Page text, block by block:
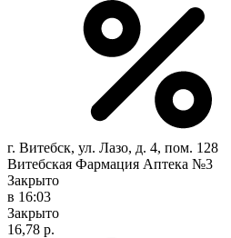
г. Витебск, ул. Лазо, д. 4, пом. 128
Витебская Фармация Аптека №3
Закрыто
в 16:03
Закрыто
16,78 р.